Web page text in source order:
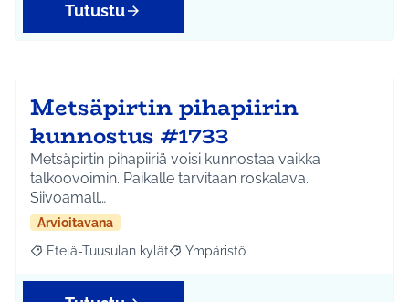
Tutustu
Metsäpirtin pihapiirin
kunnostus #1733
Metsäpirtin pihapiiriä voisi kunnostaa vaikka
talkoovoimin. Paikalle tarvitaan roskalava.
Siivoamall…
Arvioitavana
Rajaa tulokset aihepiirin mukaan: Etelä-Tuusulan kylät
Etelä-Tuusulan kylät Rajaa tulokset teeman mukaan:
Ympäristö